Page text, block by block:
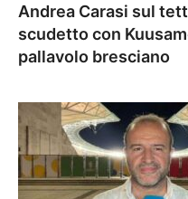
Andrea Carasi sul
scudetto con
pallavolo bresciano